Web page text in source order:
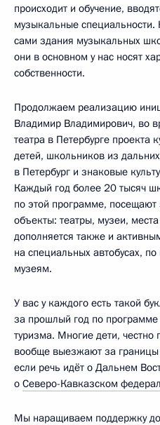
происходит и обучение,
музыкальные специальности.
сами здания музыкальных
они в основном у нас носят
собственности.
Продолжаем реализацию
Владимир Владимирович, во
театра в Петербурге проекта
детей, школьников из
в Петербург и знаковые
Каждый год более 20 тысяч
по этой программе, посещают
объекты: театры, музеи,
дополняется также и
на специальных автобусах,
музеям.
У вас у каждого есть такой
за прошлый год по программе
туризма. Многие дети,
вообще выезжают за границы
если речь идёт о Дальнем
о Северо-Кавказском
Мы наращиваем поддержку